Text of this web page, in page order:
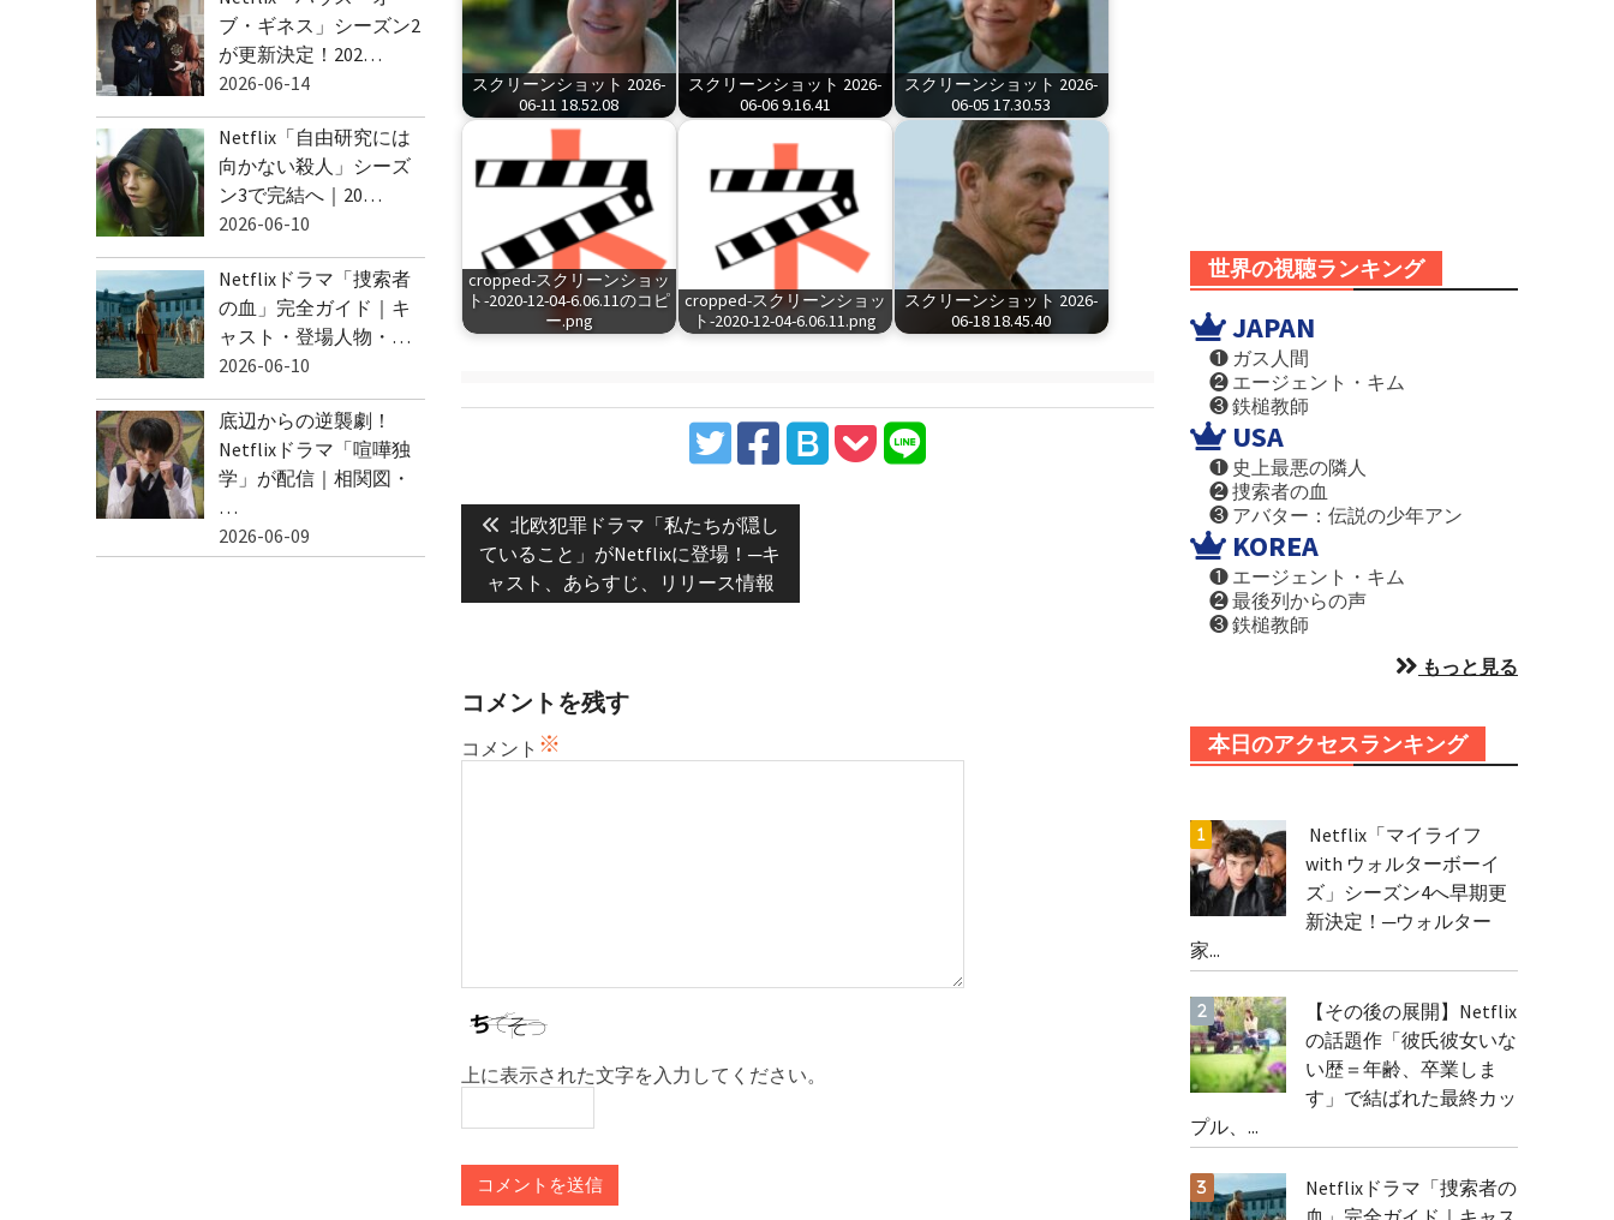
スクリーンショット 2026-
06-11 18.52.08
スクリーンショット 2026-
06-06 9.16.41
スクリーンショット 2026-
06-05 17.30.53
cropped-スクリーンショッ
ト-2020-12-04-6.06.11のコピ
ー.png
cropped-スクリーンショッ
ト-2020-12-04-6.06.11.png
スクリーンショット 2026-
06-18 18.45.40
投
稿
ナ
ビ
シ
ン
Previous
post:
北欧犯罪ドラマ「私たちが隠し
ていること」がNetflixに登場！─キ
ャスト、あらすじ、リリース情報
コメントを残す
コメント ※
上に表示された文字を入力してください。
世界の視聴ランキング
JAPAN
❶ ガス人間
❷ エージェント・キム
❸ 鉄槌教師
USA
❶ 史上最悪の隣人
❷ 捜索者の血
❸ アバター：伝説の少年アン
KOREA
❶ エージェント・キム
❷ 最後列からの声
❸ 鉄槌教師
もっと見る
本日のアクセスランキング
Netflix「マイライフ
with ウォルターボーイ
ズ」シーズン4へ早期更
新決定！─ウォルター
家...
【その後の展開】Netflix
の話題作「彼氏彼女いな
い歴＝年齢、卒業しま
す」で結ばれた最終カッ
プル、...
Netflixドラマ「捜索者の
ブ・ギネス」シーズン2
が更新決定！202…
2026-06-14
Netflix「自由研究には
向かない殺人」シーズ
ン3で完結へ｜20…
2026-06-10
Netflixドラマ「捜索者
の血」完全ガイド｜キ
ャスト・登場人物・…
2026-06-10
底辺からの逆襲劇！
Netflixドラマ「喧嘩独
学」が配信｜相関図・
…
2026-06-09